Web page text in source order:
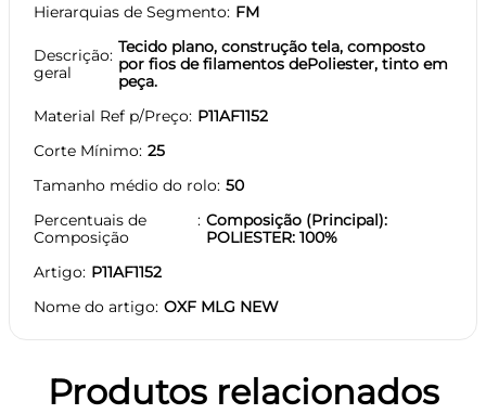
Hierarquias de Segmento FM
Descrição
geral
Tecido plano, construção tela, composto
por fios de filamentos dePoliester, tinto em
peça.
Material Ref p/Preço P11AF1152
Corte Mínimo 25
Tamanho médio do rolo 50
Percentuais de
Composição
Composição (Principal):
POLIESTER: 100%
Artigo P11AF1152
Nome do artigo OXF MLG NEW
Produtos relacionados